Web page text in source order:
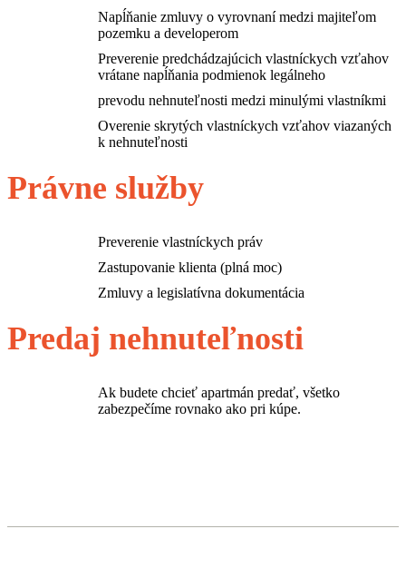
Napĺňanie zmluvy o vyrovnaní medzi majiteľom
pozemku a developerom
Preverenie predchádzajúcich vlastníckych vzťahov
vrátane napĺňania podmienok legálneho
prevodu nehnuteľnosti medzi minulými vlastníkmi
Overenie skrytých vlastníckych vzťahov viazaných
k nehnuteľnosti
Právne služby
Preverenie vlastníckych práv
Zastupovanie klienta (plná moc)
Zmluvy a legislatívna dokumentácia
Predaj nehnuteľnosti
Ak budete chcieť apartmán predať, všetko
zabezpečíme rovnako ako pri kúpe.